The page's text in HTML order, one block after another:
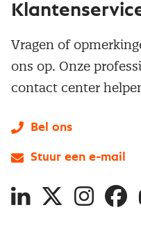
Vragen of
ons op. Onze
contact center
Bel ons
Stuur een e-mail
LinkedIn
X Instagram